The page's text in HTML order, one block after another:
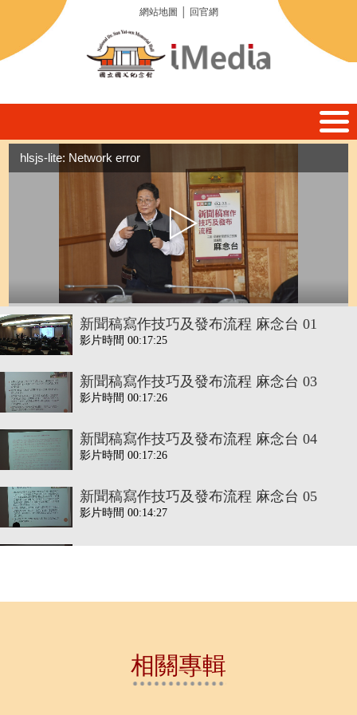
網站地圖 回官網
hlsjs-lite: Network error
新聞稿寫作技巧及發布流程 麻念台 01
影片時間 00:17:25
新聞稿寫作技巧及發布流程 麻念台 03
影片時間 00:17:26
新聞稿寫作技巧及發布流程 麻念台 04
影片時間 00:17:26
新聞稿寫作技巧及發布流程 麻念台 05
影片時間 00:14:27
新聞稿寫作技巧及發布流程 麻念台 08
影片時間 00:09:54
相關專輯